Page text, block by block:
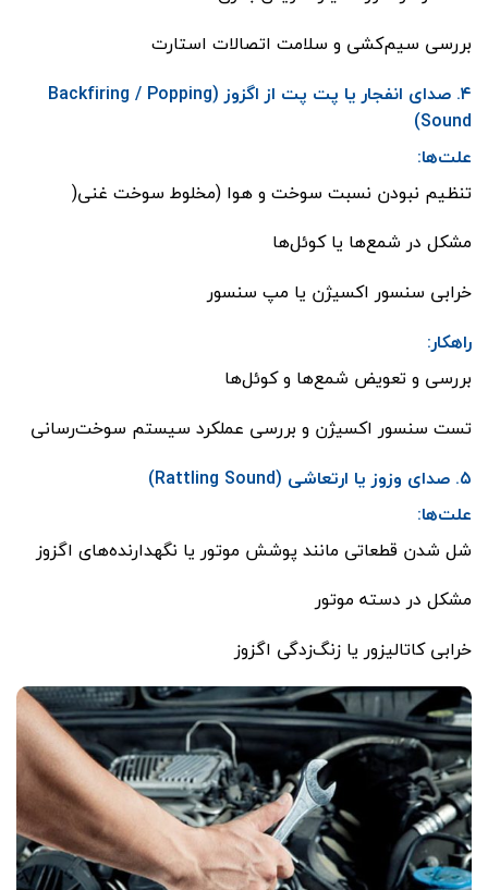
بررسی سیم‌کشی و سلامت اتصالات استارت
۴. صدای انفجار یا پت پت از اگزوز (Backfiring / Popping
Sound)
علت‌ها:
تنظیم نبودن نسبت سوخت و هوا (مخلوط سوخت غنی(
مشکل در شمع‌ها یا کوئل‌ها
خرابی سنسور اکسیژن یا مپ سنسور
راهکار:
بررسی و تعویض شمع‌ها و کوئل‌ها
تست سنسور اکسیژن و بررسی عملکرد سیستم سوخت‌رسانی
۵. صدای وزوز یا ارتعاشی (Rattling Sound)
علت‌ها:
شل شدن قطعاتی مانند پوشش موتور یا نگهدارنده‌های اگزوز
مشکل در دسته موتور
خرابی کاتالیزور یا زنگ‌زدگی اگزوز